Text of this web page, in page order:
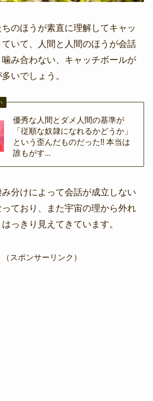
のほうが素直に理解してキャッ
いて、人間と人間のほうが会話
み合わない、キャッチボールが
いでしょう。
優秀な人間とダメ人間の基準が
「従順な奴隷になれるかどうか」
という歪んだものだった!! 本当は
誰もがす...
分けによって会話が成立しない
ており、また宇宙の理から外れ
っきり見えてきています。
（スポンサーリンク）